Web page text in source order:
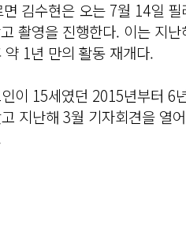
김수현은 오는 7월 14일 필
촬영을 진행한다. 이는 지
1년 만의 활동 재개다.
이 15세였던 2015년부터 6
지난해 3월 기자회견을 열